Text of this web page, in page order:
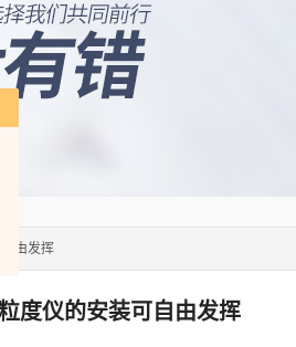
由发挥
度仪的安装可自由发挥